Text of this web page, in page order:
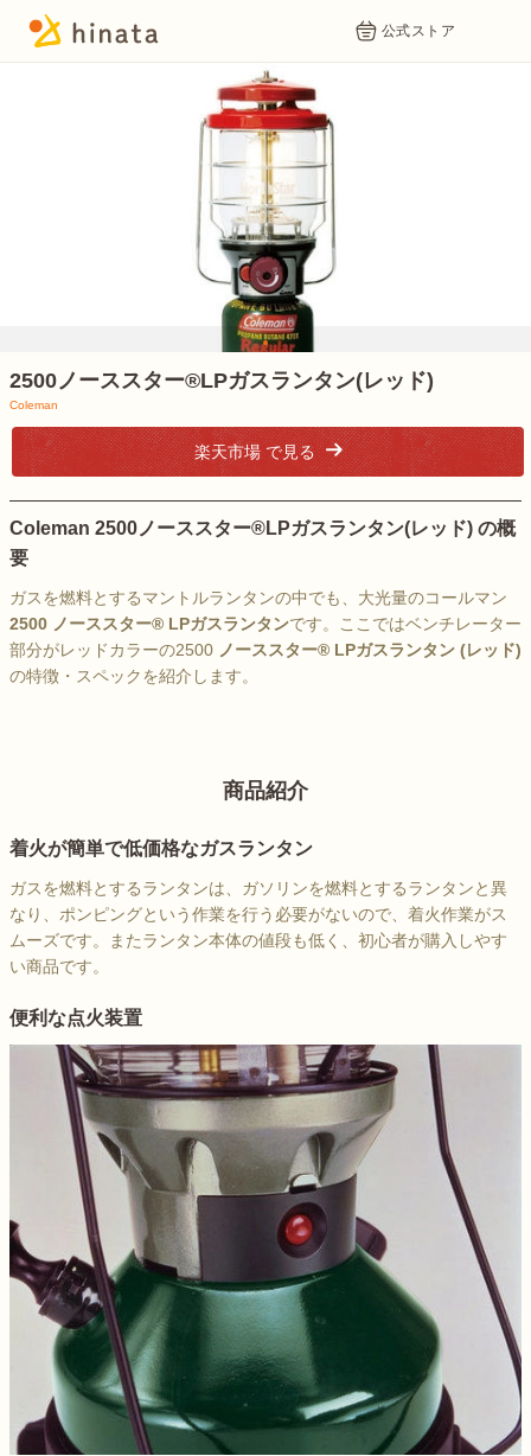
公式ストア
1
2500ノーススター®LPガスランタン(レッド)
Coleman
楽天市場 で見る
Coleman 2500ノーススター®LPガスランタン(レッド) の概
要
ガスを燃料とするマントルランタンの中でも、大光量のコールマン
2500 ノーススター® LPガスランタンです。ここではベンチレーター
部分がレッドカラーの2500 ノーススター® LPガスランタン (レッド)
の特徴・スペックを紹介します。
商品紹介
着火が簡単で低価格なガスランタン
ガスを燃料とするランタンは、ガソリンを燃料とするランタンと異
なり、ポンピングという作業を行う必要がないので、着火作業がス
ムーズです。またランタン本体の値段も低く、初心者が購入しやす
い商品です。
便利な点火装置